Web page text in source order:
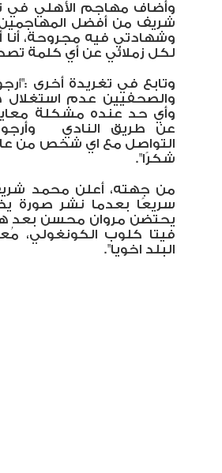
وأضاف مهاجم الأهلي في
شريف من أفضل
وشهادتي فيه مجروحة، أنا
لكل زملائي عن أي كلمة
وتابع في تغريدة أخرى :"أ
والصحفيين عدم استغلال
وأي حد عنده مشكلة
عن طريق النادي
التواصل مع اي شخص من
شكرًا".
من جهته، أعلن محمد شريف
سريعًا بعدما نشر صورة
يحتضن مروان محسن بعد
فيتا كلوب الكونغولي،
البلد اخويا".